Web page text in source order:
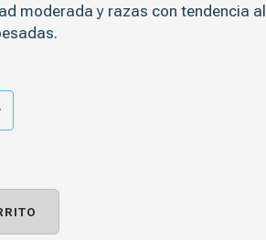
moderada y razas con tendencia al